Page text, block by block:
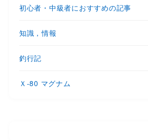
初心者・中級者におすすめの記事
知識，情報
釣行記
Ｘ-80 マグナム